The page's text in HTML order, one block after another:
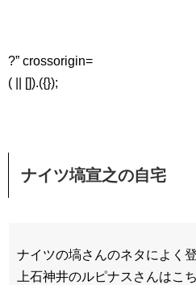
?” crossorigin=
( || []).({});
ナイツ塙宣之の自宅
ナイツの塙さんのネタによく
上石神井のルピナスさんはこち